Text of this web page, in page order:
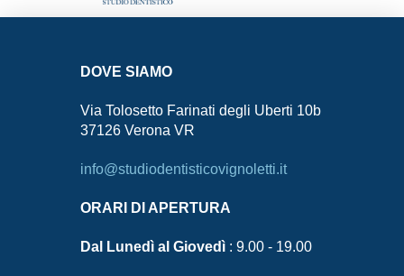
DOVE SIAMO
Via Tolosetto Farinati degli Uberti 10b
37126 Verona VR
info@studiodentisticovignoletti.it
ORARI DI APERTURA
Dal Lunedì al Giovedì: 9.00 - 19.00